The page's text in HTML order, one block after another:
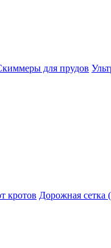
для прудов
кротов Дорожная сетка